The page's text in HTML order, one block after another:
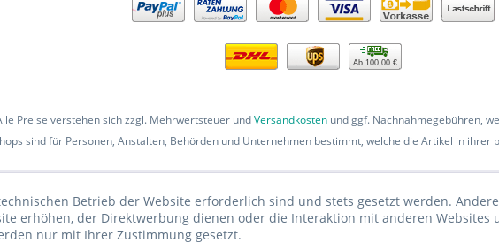
Ab 100,00 €
Preise verstehen sich zzgl. Mehrwertsteuer undVersandkosten und ggf. Nachnahmegebühren,
sind für Personen, Anstalten, Behörden und Unternehmen bestimmt, welche die Artikel in
Betrieb der Website erforderlich sind und stets gesetzt werden. Andere
erhöhen, der Direktwerbung dienen oder die Interaktion mit anderen Websites
nur mit Ihrer Zustimmung gesetzt.